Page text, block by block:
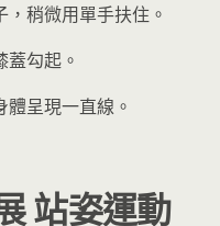
稍微用單手扶住。
勾起。
呈現一直線。
站姿運動